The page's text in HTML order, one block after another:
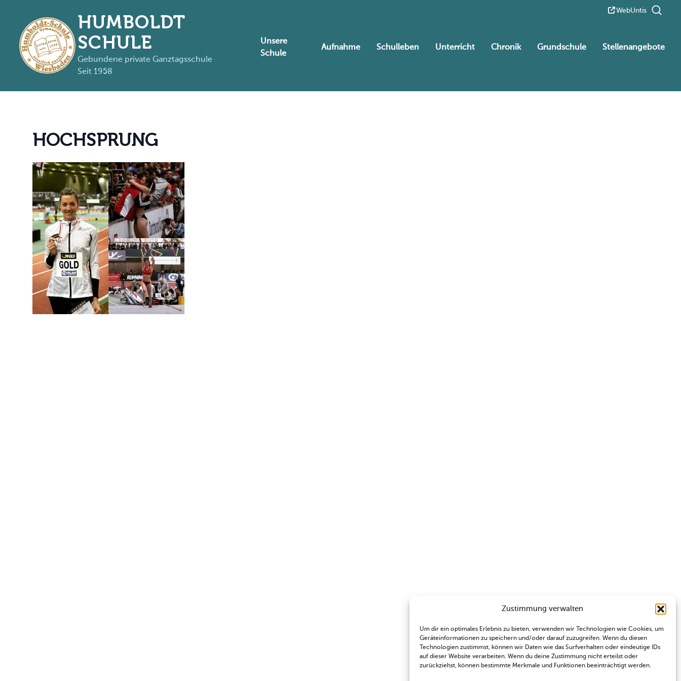
Zustimmung verwalten
Um dir ein optimales Erlebnis zu bieten, verwenden wir Technologien wie Cookies, um
Geräteinformationen zu speichern und/oder darauf zuzugreifen. Wenn du diesen
Technologien zustimmst, können wir Daten wie das Surfverhalten oder eindeutige IDs
auf dieser Website verarbeiten. Wenn du deine Zustimmung nicht erteilst oder
zurückziehst, können bestimmte Merkmale und Funktionen beeinträchtigt werden.
WebUntis
HUMBOLDT
SCHULE
Gebundene private Ganztagsschule
Seit 1958
Unsere
Schule
Aufnahme Schulleben Unterricht Chronik Grundschule Stellenangebote
HOCHSPRUNG